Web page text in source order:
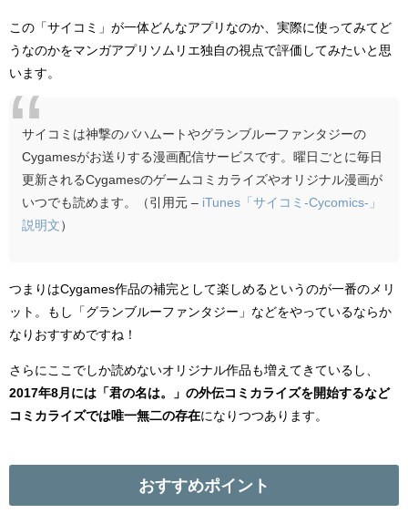
この「サイコミ」が一体どんなアプリなのか、実際に使ってみてど
うなのかをマンガアプリソムリエ独自の視点で評価してみたいと思
います。
サイコミは神撃のバハムートやグランブルーファンタジーの
Cygamesがお送りする漫画配信サービスです。曜日ごとに毎日
更新されるCygamesのゲームコミカライズやオリジナル漫画が
いつでも読めます。
（引用元 – iTunes「サイコミ-Cycomics-」
説明文 ）
つまりはCygames作品の補完として楽しめるというのが一番のメリ
ット。もし「グランブルーファンタジー」などをやっているならか
なりおすすめですね！
さらにここでしか読めないオリジナル作品も増えてきているし、
2017年8月には「君の名は。」の外伝コミカライズを開始するなど
コミカライズでは唯一無二の存在になりつつあります。
おすすめポイント